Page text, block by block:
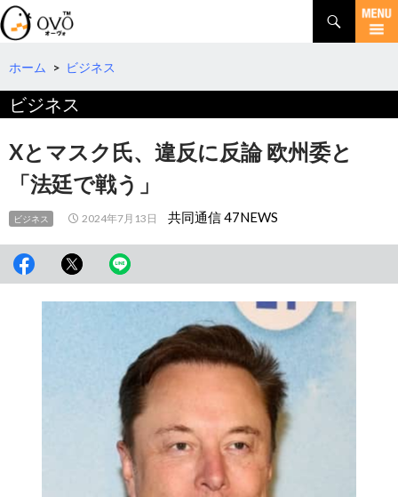
検
索
コ
テ
へ
移
動
ホーム > ビジネス
ビジネス
Xとマスク氏、違反に反論 欧州委と
「法廷で戦う」
ビジネス 2024年7月13日 共同通信 47NEWS